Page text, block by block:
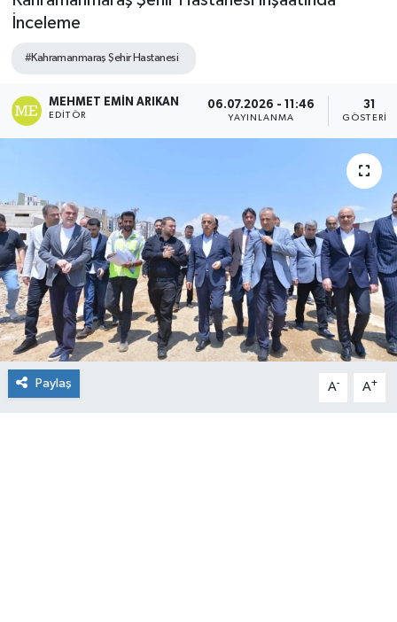
İnceleme
#Kahramanmaraş Şehir Hastanesi
MEHMET EMIN ARIKAN
EDITÖR
06.07.2026 - 11:46
YAYINLANMA
31
GÖSTERIM
Paylaş A- A+